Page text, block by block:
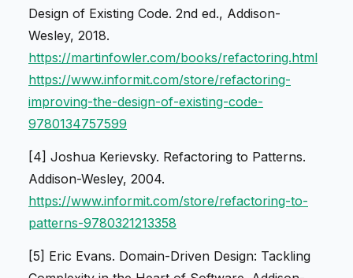
Design of Existing Code. 2nd ed., Addison-
Wesley, 2018.
https://martinfowler.com/books/refactoring.html
https://www.informit.com/store/refactoring-
improving-the-design-of-existing-code-
9780134757599
[4] Joshua Kerievsky. Refactoring to Patterns.
Addison-Wesley, 2004.
https://www.informit.com/store/refactoring-to-
patterns-9780321213358
[5] Eric Evans. Domain-Driven Design: Tackling